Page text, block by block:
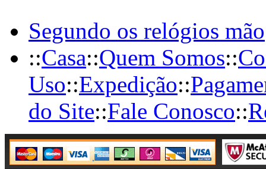
Segundo os relógios mão
::Casa::Quem Somos::
Uso::Expedição::
do Site::Fale Conosco::